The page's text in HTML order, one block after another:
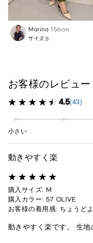
Marina 156cm
サイズ:S
お客様のレビュー
4.5(43)
小さい
動きやすく楽
購入サイズ: M
購入カラー: 57 OLIVE
お客様の着用感: ちょうど
動きやすく楽です。 生地